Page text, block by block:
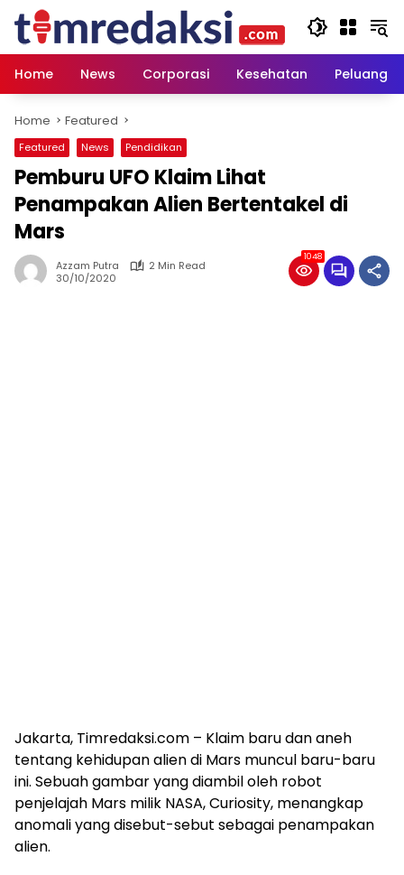
content
Home
News Corporasi Kesehatan Peluang
Home Featured
Featured News Pendidikan
Pemburu UFO Klaim Lihat
Penampakan Alien Bertentakel di
Mars
Azzam Putra
2 Min Read
30/10/2020
1048
Jakarta, Timredaksi.com – Klaim baru dan aneh
tentang kehidupan alien di Mars muncul baru-baru
ini. Sebuah gambar yang diambil oleh robot
penjelajah Mars milik NASA, Curiosity, menangkap
anomali yang disebut-sebut sebagai penampakan
alien.